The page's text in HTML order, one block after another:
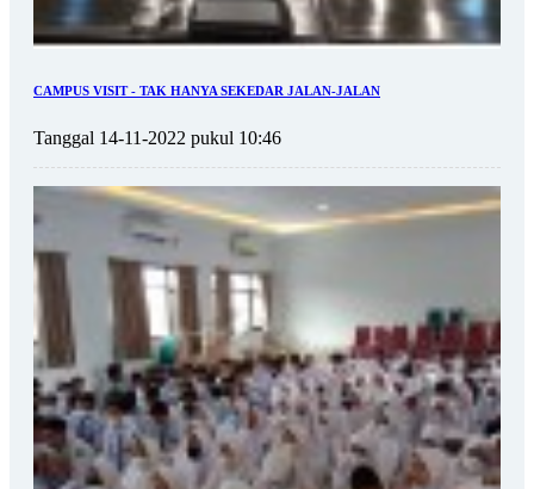
CAMPUS VISIT - TAK HANYA SEKEDAR JALAN-JALAN
Tanggal 14-11-2022 pukul 10:46